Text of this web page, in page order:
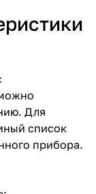
Для
список
прибора.